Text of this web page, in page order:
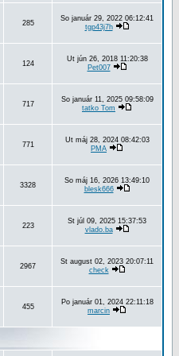
285
So január 29, 2022 06:12:41
tgp43j7h
124
Ut jún 26, 2018 11:20:38
Pet007
717
So január 11, 2025 09:58:09
tatko Tom
771
Ut máj 28, 2024 08:42:03
PMA
3328
So máj 16, 2026 13:49:10
blesk666
223
St júl 09, 2025 15:37:53
vlado.ba
2967
St august 02, 2023 20:07:11
check
455
Po január 01, 2024 22:11:18
marcin